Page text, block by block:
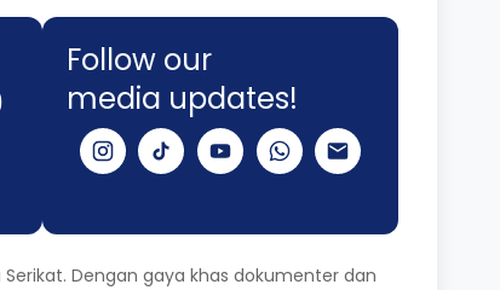
Follow our
media updates!
Dengan gaya khas dokumenter dan